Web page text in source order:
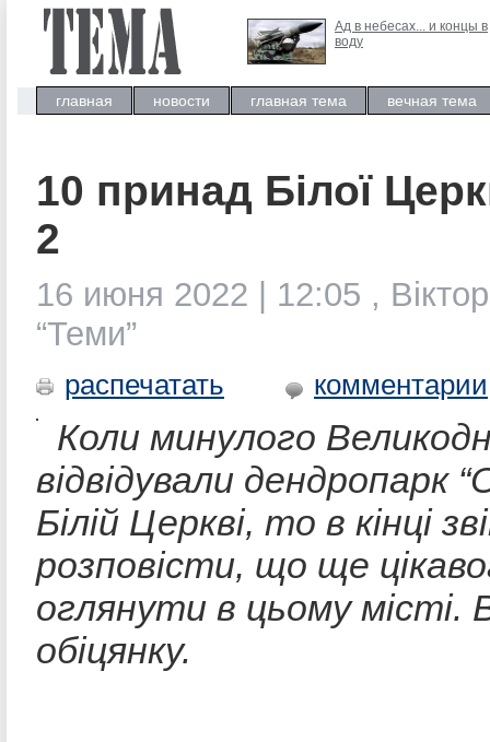
Ад в небесах... и концы в
воду
главная новости главная тема вечная тема
10 принад Білої
2
16 июня 2022 | 12:05 ,
“Теми”
распечатать комментарии
Коли минулого
відвідували дендропарк
Білій Церкві, то в кінці
розповісти, що ще
оглянути в цьому місті.
обіцянку.